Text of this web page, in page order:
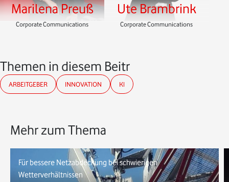
Marilena Preuß
Corporate Communications
Ute Brambrink
Corporate Communications
Themen in diesem Beitrag
ARBEITGEBER INNOVATION KI
Mehr zum Thema
Für bessere Netzabdeckung bei schwierigen
Wetterverhältnissen